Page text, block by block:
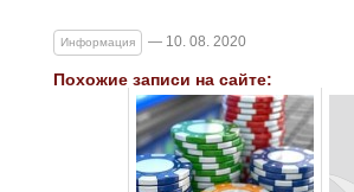
Информация — 10. 08. 2020
Похожие записи на сайте: